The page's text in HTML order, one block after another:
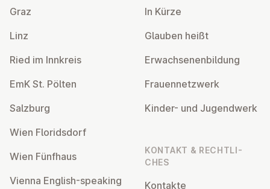
Graz
Linz
Ried im Innkreis
EmK St. Pölten
Salzburg
Wien Flo­rids­dorf
Wien Fünfhaus
Vienna English-speaking
In Kürze
Glauben heißt
Er­wach­se­nen­bil­dung
Frau­en­netz­werk
Kinder- und Ju­gend­werk
KONTAKT & RECHT­LI­
CHES
Kontakte